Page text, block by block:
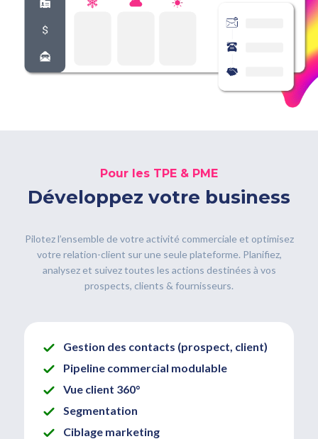
Pour les TPE & PME
Développez votre business
Pilotez l’ensemble de votre activité commerciale et optimisez
votre relation-client sur une seule plateforme. Planifiez,
analysez et suivez toutes les actions destinées à vos
prospects, clients & fournisseurs.
Gestion des contacts (prospect, client)
Pipeline commercial modulable
Vue client 360°
Segmentation
Ciblage marketing